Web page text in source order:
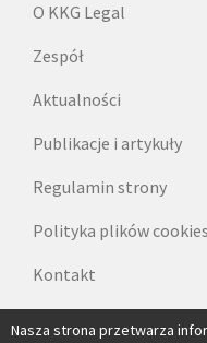
Nasza strona przetwarza
O KKG Legal
Zespół
Aktualności
Publikacje i artykuły
Regulamin strony
Polityka plików cookies
Kontakt